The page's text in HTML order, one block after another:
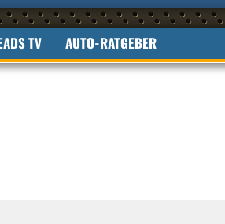
TV AUTO-RATGEBER